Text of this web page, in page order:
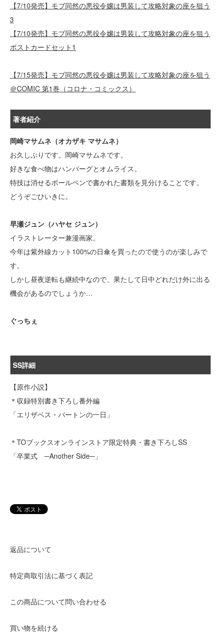
【7/10発売】モブ同然の悪役令嬢は男装して攻略対象の座を狙う
3
【7/10発売】モブ同然の悪役令嬢は男装して攻略対象の座を狙う
ポストカードセット1
【7/15発売】モブ同然の悪役令嬢は男装して攻略対象の座を狙う
＠COMIC 第1巻（コロナ・コミックス）
著者紹介
岡崎マサムネ（オカザキ マサムネ）
お久しぶりです。岡崎マサムネです。
好きな食べ物はハンバーグとオムライス。
特技は消せるボールペンで書かれた書類を見分けることです。
どうぞごひいきに。
早瀬ジュン（ハヤセ ジュン）
イラストレーター兼漫画家。
今年は紫外線カット100%の日傘を買ったので使うのが楽しみで
す。
しかし昼夜逆転も継続中なので、果たして日中どれだけ外に出る
機会があるのでしょうか…
ぐっちぇ
SS詳細
【原作小説】
＊収録特別書き下ろし番外編
「エリザベス・バートンの一日」
＊TOブックスオンラインストア限定特典・書き下ろしSS
「卒業式 ─Another Side─」
返品について
特定商取引法に基づく表記
この商品について問い合わせる
買い物を続ける